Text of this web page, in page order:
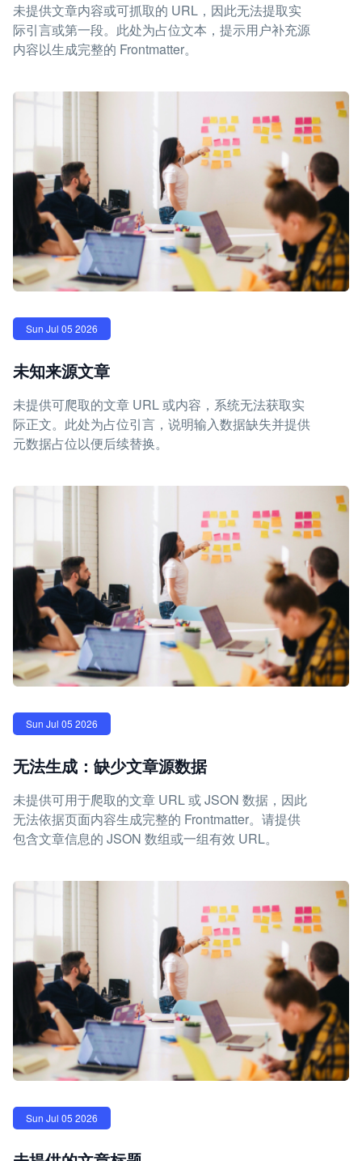
未提供文章内容或可抓取的 URL，因此无法提取实
际引言或第一段。此处为占位文本，提示用户补充源
内容以生成完整的 Frontmatter。
Sun Jul 05 2026
未知来源文章
未提供可爬取的文章 URL 或内容，系统无法获取实
际正文。此处为占位引言，说明输入数据缺失并提供
元数据占位以便后续替换。
Sun Jul 05 2026
无法生成：缺少文章源数据
未提供可用于爬取的文章 URL 或 JSON 数据，因此
无法依据页面内容生成完整的 Frontmatter。请提供
包含文章信息的 JSON 数组或一组有效 URL。
Sun Jul 05 2026